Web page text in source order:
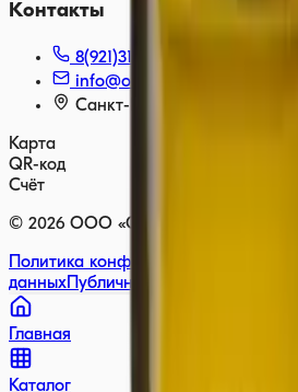
Контакты
8(921)310-64-00
info@olivia.su
Санкт-Петербург, Россия
Карта
QR-код
Счёт
© 2026 ООО «ОЛИВИЯ» — Все
Политика конфиденциальности
данных Публичная оферта
Главная
Каталог